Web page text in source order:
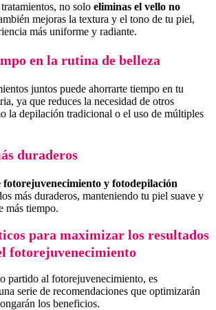
no solo eliminas el vello no
mejoras la textura y el tono de tu piel,
más uniforme y radiante.
en la rutina de belleza
juntos puede ahorrarte tiempo en tu
ya que reduces la necesidad de otros
la depilación tradicional o el uso de múltiples
duraderos
fotorejuvenecimiento y fotodepilación
más duraderos, manteniendo tu piel suave y
más tiempo.
para maximizar los resultados
fotorejuvenecimiento
partido al fotorejuvenecimiento, es
serie de recomendaciones que optimizarán
los beneficios.